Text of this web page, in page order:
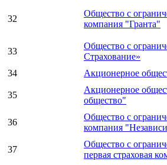
32
Общество с
компания "Гранта"
33
Общество с
Страхование»
34 Акционерное
35
Акционерное
общество"
36
Общество с
компания
37
Общество с
первая страховая